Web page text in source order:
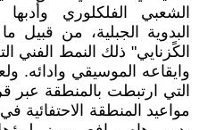
الشعبي الفلكلوري
البدوية الجبلية، من
الكًزنايي" ذلك النمط الفني
وايقاعه الموسيقي وادائه.
التي ارتبطت بالمنطقة عبر
مواعيد المنطقة الاحتفائية